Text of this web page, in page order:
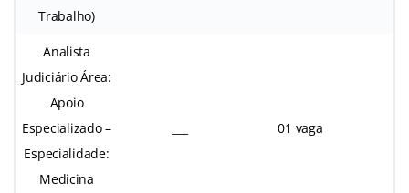
Trabalho)
Analista
Judiciário Área:
Apoio
Especializado –
Especialidade:
Medicina
01 vaga